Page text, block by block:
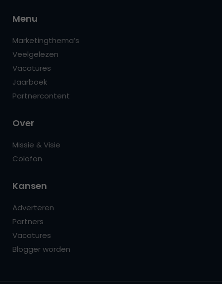
Menu
Marketingthema’s
Veelgelezen
Vacatures
Jaarboek
Partnercontent
Over
Missie & Visie
Colofon
Kansen
Adverteren
Partners
Vacatures
Blogger worden